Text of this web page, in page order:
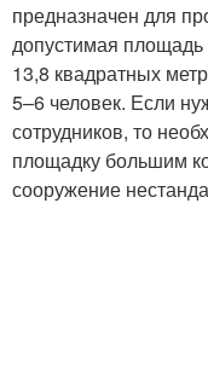
предназначен для
допустимая
13,8 квадратных
5–6 человек. Если
сотрудников, то
площадку большим
сооружение